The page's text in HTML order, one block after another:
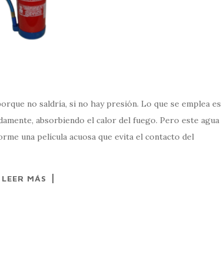
no saldría, si no hay presión. Lo que se emplea es
absorbiendo el calor del fuego. Pero este agua
una película acuosa que evita el contacto del
LEER MÁS